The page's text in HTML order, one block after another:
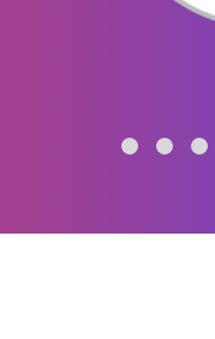
Dry eye symptoms